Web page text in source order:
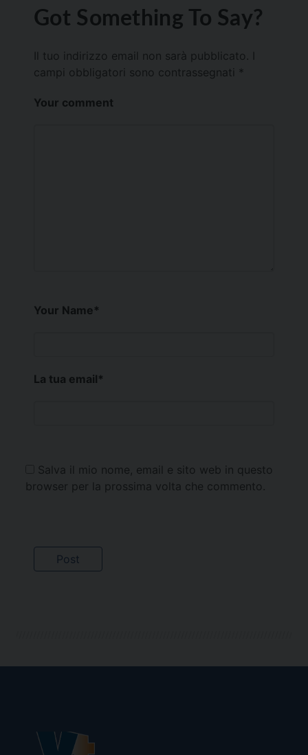
Got Something To Say?
Il tuo indirizzo email non sarà pubblicato.
campi obbligatori sono contrassegnati *
Your comment
Your Name*
La tua email*
Salva il mio nome, email e sito web in questo
browser per la prossima volta che commento.